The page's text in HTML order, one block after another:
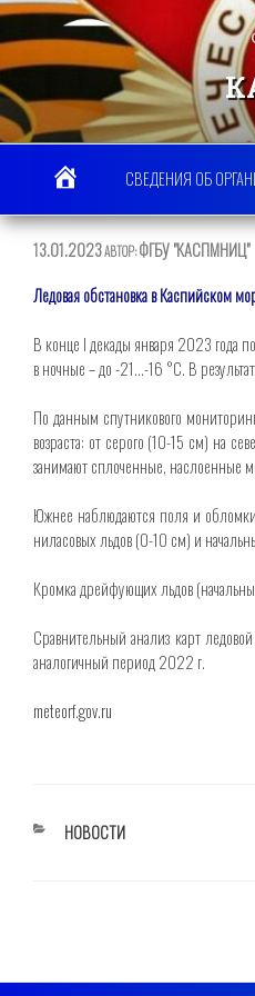
Перейти
содержимому
СВЕДЕНИЯ ОБ
ОПУБЛИКОВАНО
13.01.2023АВТОР:ФГБУ "КАСПМНИЦ"
Ледовая обстановка в Каспийском
В конце I декады января 2023 года
в ночные – до -21…-16 °С. В
По данным спутникового
возраста: от серого (10-15 см) на
занимают сплоченные, наслоенные
Южнее наблюдаются поля и обломки
ниласовых льдов (0-10 см) и
Кромка дрейфующих льдов
Сравнительный анализ карт
аналогичный период 2022 г.
meteorf.gov.ru
РУБРИКИ
НОВОСТИ